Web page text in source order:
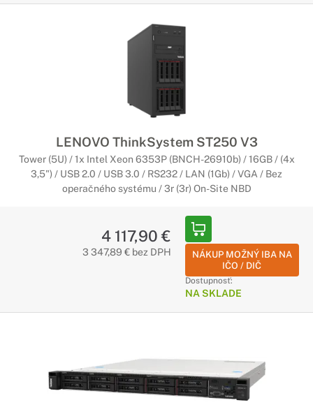
LENOVO ThinkSystem ST250 V3
Tower (5U) / 1x Intel Xeon 6353P (BNCH-26910b) / 16GB / (4x
3,5") / USB 2.0 / USB 3.0 / RS232 / LAN (1Gb) / VGA / Bez
operačného systému / 3r (3r) On-Site NBD
4 117,90 €
3 347,89 € bez DPH
NÁKUP MOŽNÝ IBA NA
IČO / DIČ
Dostupnosť:
NA SKLADE